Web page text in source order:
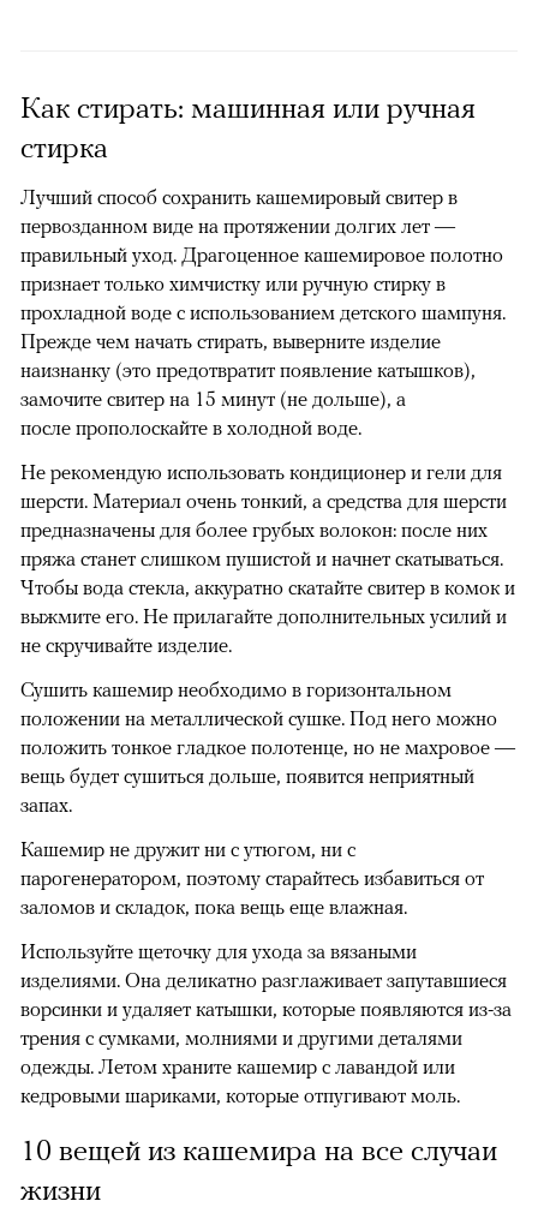
Как стирать: машинная или ручная
стирка
Лучший способ сохранить кашемировый свитер в
первозданном виде на протяжении долгих лет —
правильный уход. Драгоценное кашемировое полотно
признает только химчистку или ручную стирку в
прохладной воде с использованием детского шампуня.
Прежде чем начать стирать, выверните изделие
наизнанку (это предотвратит появление катышков),
замочите свитер на 15 минут (не дольше), а
после прополоскайте в холодной воде.
Не рекомендую использовать кондиционер и гели для
шерсти. Материал очень тонкий, а средства для шерсти
предназначены для более грубых волокон: после них
пряжа станет слишком пушистой и начнет скатываться.
Чтобы вода стекла, аккуратно скатайте свитер в комок и
выжмите его. Не прилагайте дополнительных усилий и
не скручивайте изделие.
Сушить кашемир необходимо в горизонтальном
положении на металлической сушке. Под него можно
положить тонкое гладкое полотенце, но не махровое —
вещь будет сушиться дольше, появится неприятный
запах.
Кашемир не дружит ни с утюгом, ни с
парогенератором, поэтому старайтесь избавиться от
заломов и складок, пока вещь еще влажная.
Используйте щеточку для ухода за вязаными
изделиями. Она деликатно разглаживает запутавшиеся
ворсинки и удаляет катышки, которые появляются из-за
трения с сумками, молниями и другими деталями
одежды. Летом храните кашемир с лавандой или
кедровыми шариками, которые отпугивают моль.
10 вещей из кашемира на все случаи
жизни